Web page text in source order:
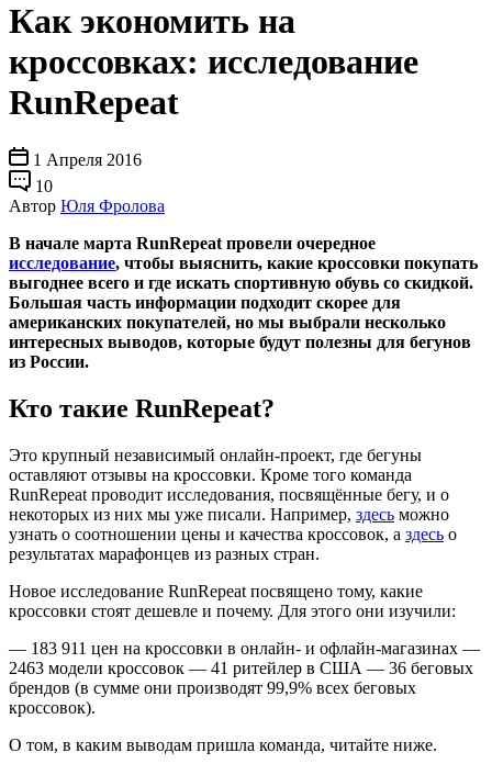
Как экономить на
кроссовках: исследование
RunRepeat
1 Апреля 2016
10
Автор Юля Фролова
В начале марта RunRepeat провели очередное
исследование, чтобы выяснить, какие кроссовки покупать
выгоднее всего и где искать спортивную обувь со скидкой.
Большая часть информации подходит скорее для
американских покупателей, но мы выбрали несколько
интересных выводов, которые будут полезны для бегунов
из России.
Кто такие RunRepeat?
Это крупный независимый онлайн-проект, где бегуны
оставляют отзывы на кроссовки. Кроме того команда
RunRepeat проводит исследования, посвящённые бегу, и о
некоторых из них мы уже писали. Например, здесь можно
узнать о соотношении цены и качества кроссовок, а здесь о
результатах марафонцев из разных стран.
Новое исследование RunRepeat посвящено тому, какие
кроссовки стоят дешевле и почему. Для этого они изучили:
— 183 911 цен на кроссовки в онлайн- и офлайн-магазинах —
2463 модели кроссовок — 41 ритейлер в США — 36 беговых
брендов (в сумме они производят 99,9% всех беговых
кроссовок).
О том, в каким выводам пришла команда, читайте ниже.